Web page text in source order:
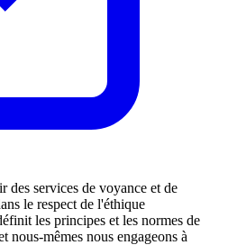
des services de voyance et de
le respect de l'éthique
les principes et les normes de
nous-mêmes nous engageons à